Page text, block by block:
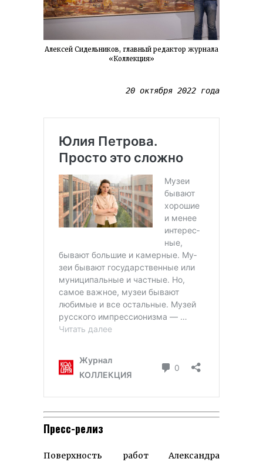
Алексей Сидельников, главный редактор журнала
«Коллекция»
20 октября 2022 года
Пресс-релиз
Поверхность работ Александра